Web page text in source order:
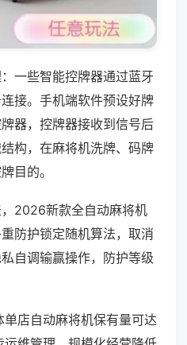
一些智能控牌器通过蓝牙
接。手机端软件预设好牌
器，控牌器接收到信号后
构，在麻将机洗牌、码牌
目的。
2026新款全自动麻将机
防护锁定随机算法，取消
自调输赢操作，防护等级
店自动麻将机保有量可达